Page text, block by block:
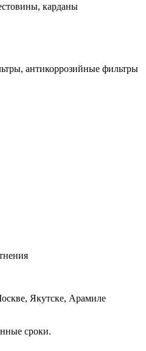
карданы
антикоррозийные фильтры
Якутске, Арамиле
сроки.